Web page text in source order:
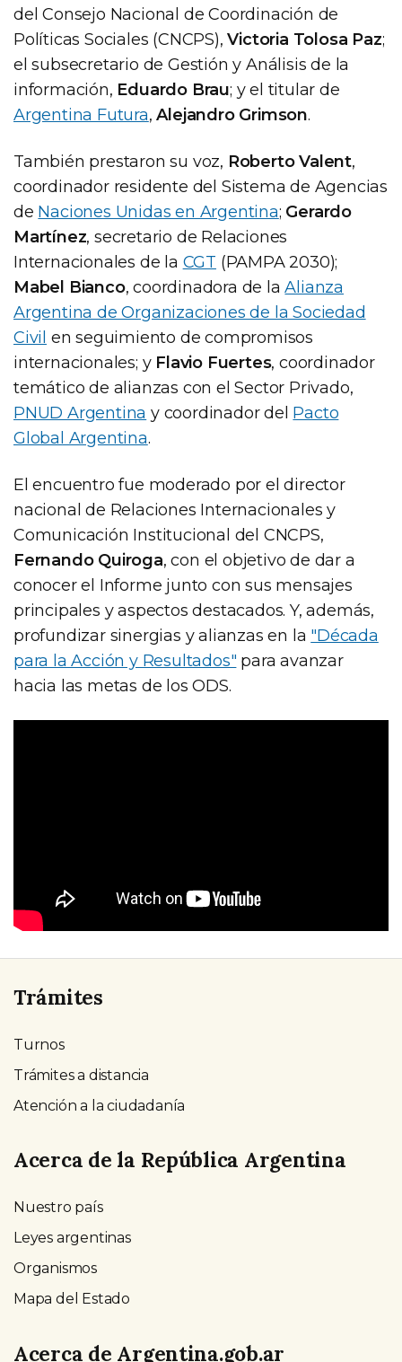
del Consejo Nacional de Coordinación de
Políticas Sociales (CNCPS),Victoria Tolosa Paz;
el subsecretario de Gestión y Análisis de la
información, Eduardo Brau; y el titular de
Argentina Futura,Alejandro Grimson.
También prestaron su voz, Roberto Valent,
coordinador residente del Sistema de Agencias
de Naciones Unidas en Argentina; Gerardo
Martínez, secretario de Relaciones
Internacionales de la CGT (PAMPA 2030);
Mabel Bianco, coordinadora de laAlianza
Argentina de Organizaciones de la Sociedad
Civil en seguimiento de compromisos
internacionales; y Flavio Fuertes, coordinador
temático de alianzas con el Sector Privado,
PNUD Argentina y coordinador del Pacto
Global Argentina.
El encuentro fue moderado por el director
nacional de Relaciones Internacionales y
Comunicación Institucional del CNCPS,
Fernando Quiroga, con el objetivo de dar a
conocer el Informe junto con sus mensajes
principales y aspectos destacados. Y, además,
profundizar sinergias y alianzas en la "Década
para la Acción y Resultados" para avanzar
hacia las metas de los ODS.
Trámites
Turnos
Trámites a distancia
Atención a la ciudadanía
Acerca de la República Argentina
Nuestro país
Leyes argentinas
Organismos
Mapa del Estado
Acerca de Argentina.gob.ar